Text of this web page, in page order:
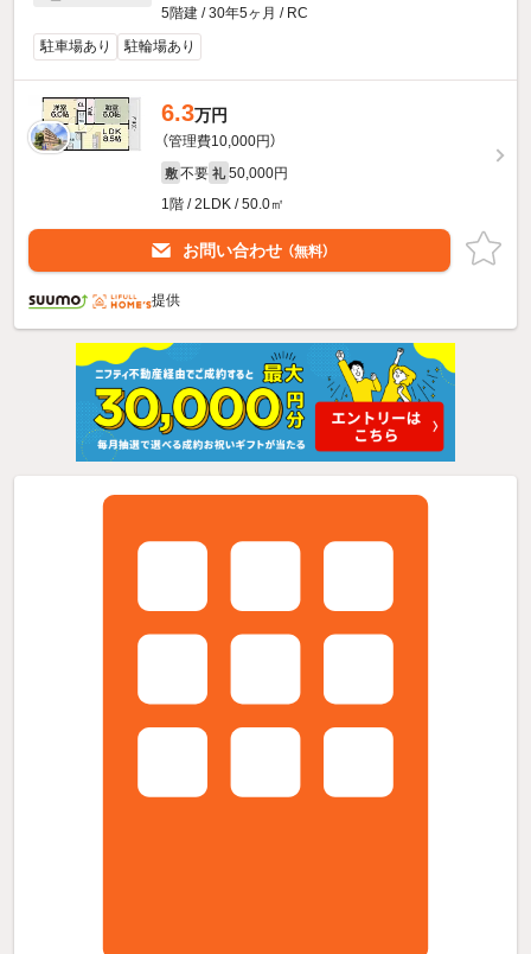
5階建 / 30年5ヶ月 / RC
駐車場あり
駐輪場あり
6.3万円
（管理費10,000円）
敷 不要 礼 50,000円
1階 / 2LDK / 50.0㎡
お問い合わせ （無料）
提供